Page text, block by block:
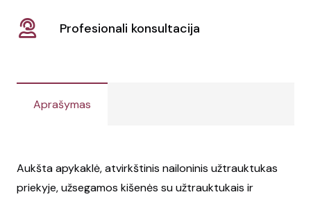
Profesionali konsultacija
Aprašymas
Aukšta apykaklė, atvirkštinis nailoninis užtrauktukas
priekyje, užsegamos kišenės su užtrauktukais ir